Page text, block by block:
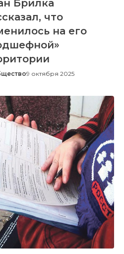
Брилка
что
на его
9 октября 2025